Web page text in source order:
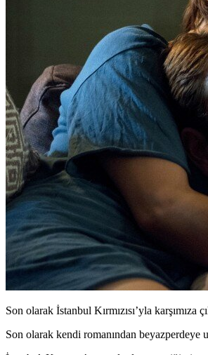
Son olarak İstanbul Kırmızısı’yla
Son olarak kendi romanından beyazperdeye